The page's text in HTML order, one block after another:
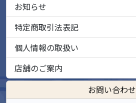
お知らせ
特定商取引法表記
個人情報の取扱い
店舗のご案内
お問い合わせ